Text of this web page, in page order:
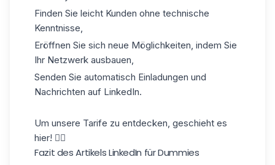
Finden Sie leicht Kunden ohne technische
Kenntnisse,
Eröffnen Sie sich neue Möglichkeiten, indem Sie
Ihr Netzwerk ausbauen,
Senden Sie automatisch Einladungen und
Nachrichten auf LinkedIn.
Um unsere Tarife zu entdecken, geschieht es
hier! 👈🏼
Fazit des Artikels LinkedIn für Dummies